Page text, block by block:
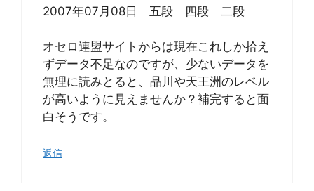
2007年07月08日 五段 四段 二段
オセロ連盟サイトからは現在これしか拾え
ずデータ不足なのですが、少ないデータを
無理に読みとると、品川や天王洲のレベル
が高いように見えませんか？補完すると面
白そうです。
返信